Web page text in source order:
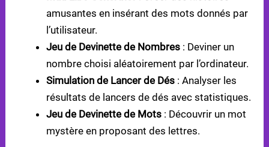
amusantes en insérant des mots donnés par
l’utilisateur.
Jeu de Devinette de Nombres : Deviner un
nombre choisi aléatoirement par l’ordinateur.
Simulation de Lancer de Dés : Analyser les
résultats de lancers de dés avec statistiques.
Jeu de Devinette de Mots : Découvrir un mot
mystère en proposant des lettres.